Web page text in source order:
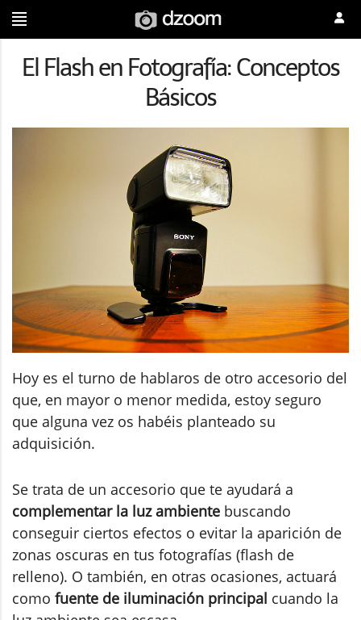
El Flash en Fotografía: Conceptos
Básicos
Hoy es el turno de hablaros de otro accesorio del
que, en mayor o menor medida, estoy seguro
que alguna vez os habéis planteado su
adquisición.
Se trata de un accesorio que te ayudará a
complementar la luz ambiente buscando
conseguir ciertos efectos o evitar la aparición de
zonas oscuras en tus fotografías (flash de
relleno). O también, en otras ocasiones, actuará
como fuente de iluminación principal cuando la